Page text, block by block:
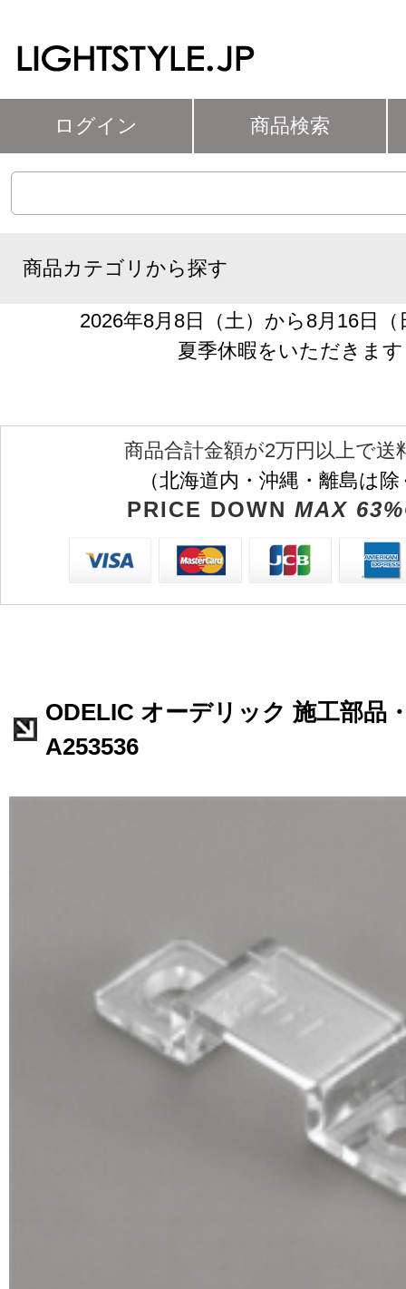
ログイン 商品検索
商品カテゴリから探す
2026年8月8日（土）から8月16日
夏季休暇をいただきます
商品合計金額が2万円以上で送
（北海道内・沖縄・離島は
PRICE DOWN MAX
ODELIC オーデリック 施工部品
A253536